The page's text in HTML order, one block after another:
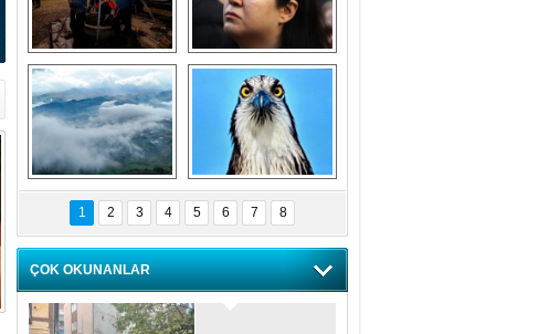
Bursa'da deprem
tatbikatı gerçeğini
aratmadı
Özlem ve minnetle
anıyoruz
Bursa'dan
büyüleyen
fotoğraflar
Balık Kartalı
Bursa’da
görüntülendi
1 2 3 4 5 6 7 8
ÇOK OKUNANLAR